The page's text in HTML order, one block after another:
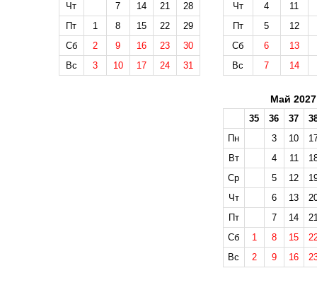
Чт
7 14 21
28
Пт
1 8 15 22
29
Сб
2 9 16 23
30
Вс
3 10 17 24 31
Чт
4 11
Пт
5 12
Сб
6 13
Вс
7 14
Май 2027
35 36 37
Пн
3 10
Вт
4 11
Ср
5 12
Чт
6 13
Пт
7 14
Сб
1 8 15
Вс
2 9 16